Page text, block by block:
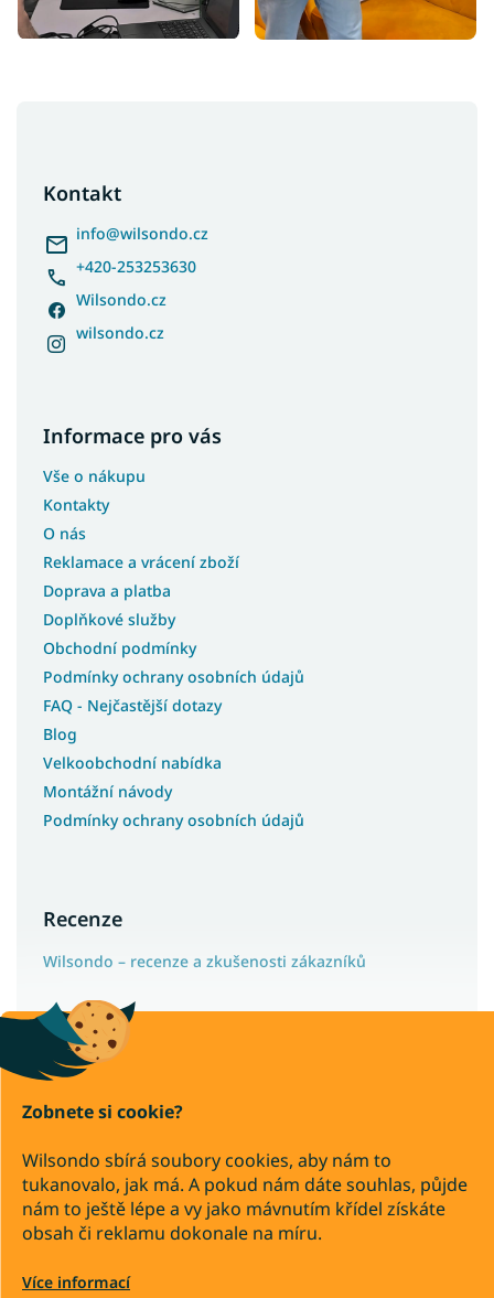
Zobnete si cookie?
Wilsondo sbírá soubory cookies, aby nám to
tukanovalo, jak má. A pokud nám dáte souhlas, půjde
nám to ještě lépe a vy jako mávnutím křídel získáte
obsah či reklamu dokonale na míru.
Více informací
Kontakt
info@wilsondo.cz
+420-253253630
Wilsondo.cz
wilsondo.cz
Informace pro vás
Vše o nákupu
Kontakty
O nás
Reklamace a vrácení zboží
Doprava a platba
Doplňkové služby
Obchodní podmínky
Podmínky ochrany osobních údajů
FAQ - Nejčastější dotazy
Blog
Velkoobchodní nabídka
Montážní návody
Podmínky ochrany osobních údajů
Recenze
Wilsondo – recenze a zkušenosti zákazníků
Převod Dobírka
Vytvořil Shoptet Premium
Copyright 2026
Wilsondo.cz
. Všechna práva vyhrazena.
Upravit nastavení cookies